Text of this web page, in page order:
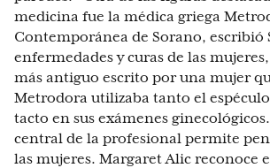
medicina fue la médica griega
Contemporánea de Sorano, escribió
enfermedades y curas de las
más antiguo escrito por una mujer
Metrodora utilizaba tanto el
tacto en sus exámenes
central de la profesional permite
las mujeres. Margaret Alic reconoce